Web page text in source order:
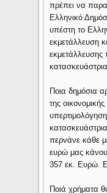
πρέπει να
Ελληνικό
υπέστη το
εκμετάλλευση
εκμετάλλευσης
Ποια δημόσια
της
περνάνε κάθε
ευρώ μας
357 εκ. Ευρώ.
Ποιά χρήματα